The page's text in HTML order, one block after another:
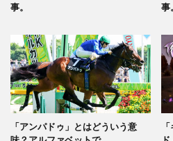
事。
事。
「アンパドゥ」とはどういう意